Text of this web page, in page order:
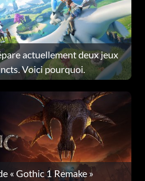
actuellement deux jeux
Voici pourquoi.
« Gothic 1 Remake »